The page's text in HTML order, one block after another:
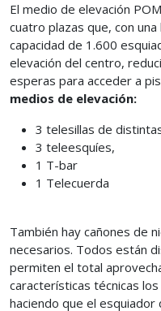
El medio de elevación
cuatro plazas que, con
capacidad de 1.600
elevación del centro,
esperas para acceder a
medios de elevación:
3 telesillas de
3 teleesquíes,
1 T-bar
1 Telecuerda
También hay cañones de
necesarios. Todos están
permiten el total
características técnicas
haciendo que el